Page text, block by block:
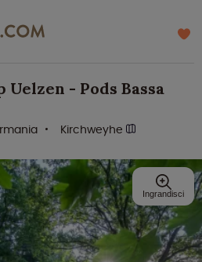
- Pods Bassa
Kirchweyhe
Ingrandisci